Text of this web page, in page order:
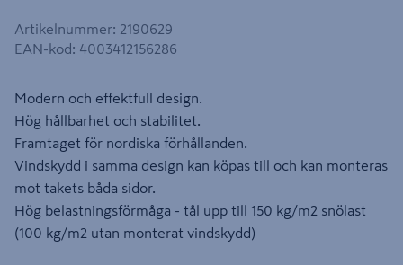
Artikelnummer: 2190629
EAN-kod: 4003412156286
Modern och effektfull design.
Hög hållbarhet och stabilitet.
Framtaget för nordiska förhållanden.
Vindskydd i samma design kan köpas till och kan monteras
mot takets båda sidor.
Hög belastningsförmåga - tål upp till 150 kg/m2 snölast
(100 kg/m2 utan monterat vindskydd)